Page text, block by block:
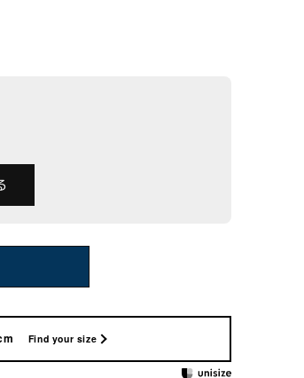
ギーニットの数量を減らす
コールシャギーニットの数量を増やす
Find your size